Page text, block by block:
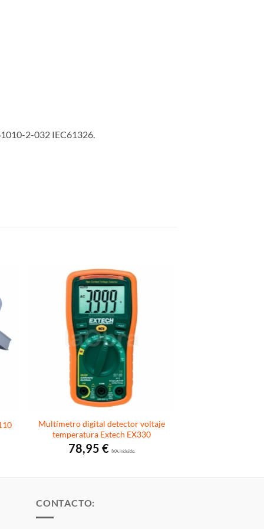
2-032 IEC61326.
Multímetro digital detector voltaje
temperatura Extech EX330
78,95€ I.V.A. incluido.
CONTACTO: